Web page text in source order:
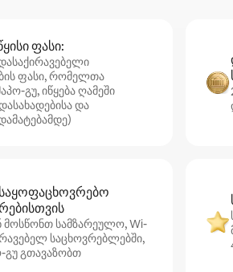
ფასი:
ფასი, რომელთა
გუ, იწყება ღამეში
და
მოსწონთ სამზარეულო, Wi-
საცხოვრებლებში,
გთავაზობთ